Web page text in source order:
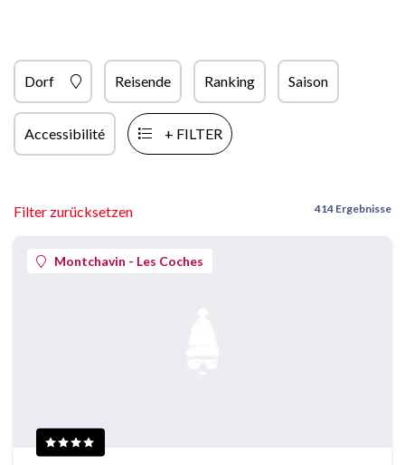
Dorf Reisende Ranking Saison
Accessibilité + FILTER
Filter zurücksetzen 414 Ergebnisse
Montchavin - Les Coches